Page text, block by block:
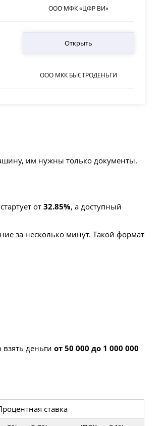
ООО МФК «ЦФР ВИ»
ООО МКК БЫСТРОДЕНЬГИ
Открыть
им нужны только документы.
от32.85%, а доступный
за несколько минут. Такой формат
деньгиот 50 000 до 1 000 000
ставка